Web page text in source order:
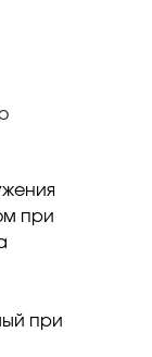
при
при